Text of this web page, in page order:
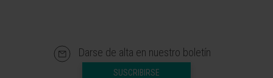
Darse de alta en nuestro boletín
SUSCRIBIRSE